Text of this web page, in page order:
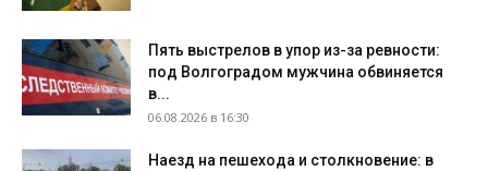
Пять выстрелов в упор из-за ревности:
под Волгоградом мужчина обвиняется
в...
06.08.2026 в 16:30
Наезд на пешехода и столкновение: в